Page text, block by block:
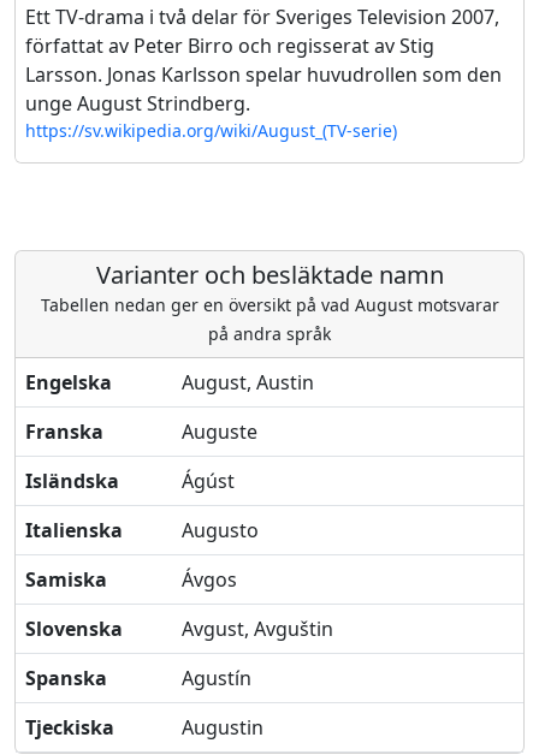
Ett TV-drama i två delar för Sveriges Television 2007,
författat av Peter Birro och regisserat av Stig
Larsson. Jonas Karlsson spelar huvudrollen som den
unge August Strindberg.
https://sv.wikipedia.org/wiki/August_(TV-serie)
Varianter och besläktade namn
Tabellen nedan ger en översikt på vad August motsvarar
på andra språk
Engelska
August, Austin
Franska
Auguste
Isländska
Ágúst
Italienska
Augusto
Samiska
Ávgos
Slovenska
Avgust, Avguštin
Spanska
Agustín
Tjeckiska
Augustin